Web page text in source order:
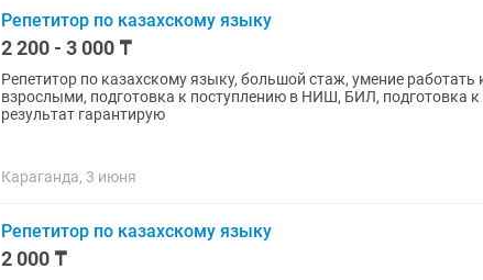
Репетитор по казахскому языку
2 200 - 3 000 ₸
Репетитор по казахскому языку, большой стаж, умение работать
взрослыми, подготовка к поступлению в НИШ, БИЛ, подготовка
результат гарантирую
Караганда, 3 июня
Репетитор по казахскому языку
2 000 ₸